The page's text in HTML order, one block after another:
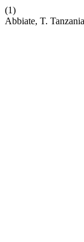
(1)
Abbiate, T.